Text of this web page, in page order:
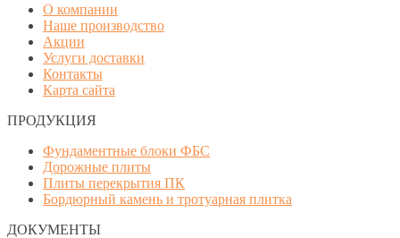
О компании
Наше производство
Акции
Услуги доставки
Контакты
Карта сайта
ПРОДУКЦИЯ
Фундаментные блоки ФБС
Дорожные плиты
Плиты перекрытия ПК
Бордюрный камень и тротуарная плитка
ДОКУМЕНТЫ